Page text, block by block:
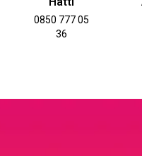
0850 777 05
36